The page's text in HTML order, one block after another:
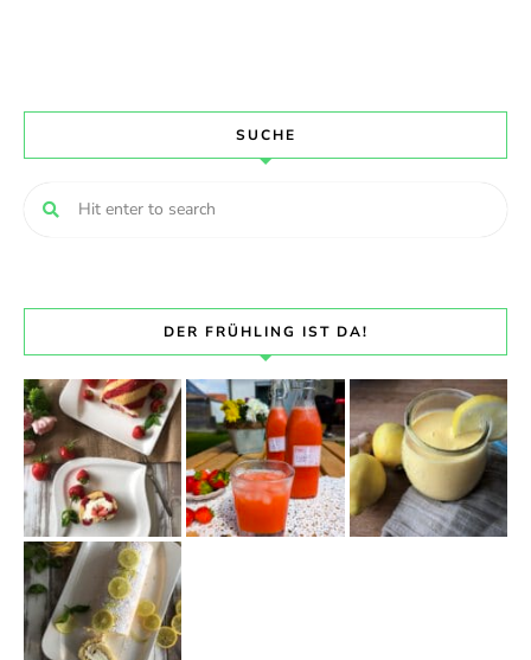
SUCHE
DER FRÜHLING IST DA!